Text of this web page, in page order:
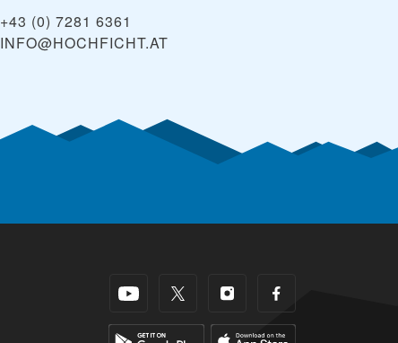
+43 (0) 7281 6361
INFO@HOCHFICHT.AT